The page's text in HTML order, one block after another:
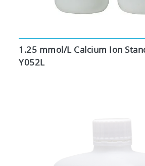
1.25 mmol/L Calcium Ion
Y052L